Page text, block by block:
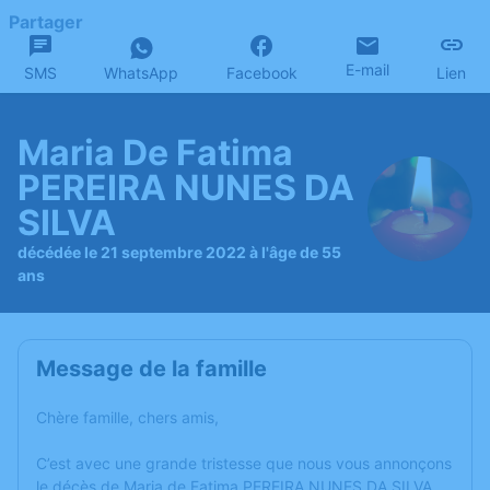
Partager
SMS WhatsApp Facebook E-mail Lien
Maria De Fatima
PEREIRA NUNES DA
SILVA
décédée le 21 septembre 2022 à l'âge de 55
ans
Message de la famille
Chère famille, chers amis,
C’est avec une grande tristesse que nous vous annonçons
le décès de Maria de Fatima PEREIRA NUNES DA SILVA